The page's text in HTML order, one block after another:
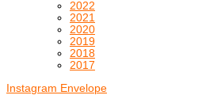
2022
2021
2020
2019
2018
2017
Instagram Envelope